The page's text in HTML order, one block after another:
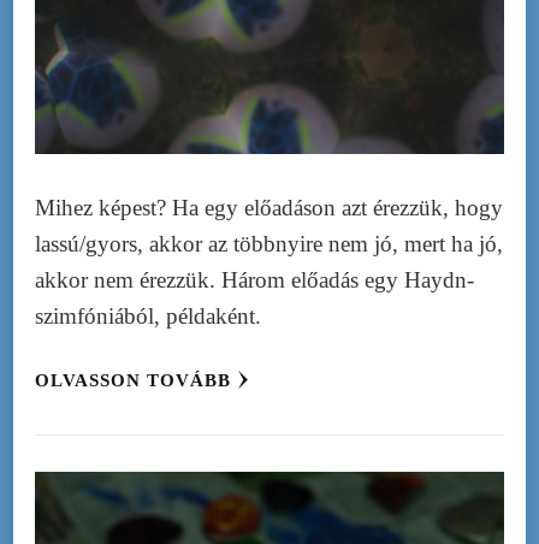
Mihez képest? Ha egy előadáson azt érezzük, hogy
lassú/gyors, akkor az többnyire nem jó, mert ha jó,
akkor nem érezzük. Három előadás egy Haydn-
szimfóniából, példaként.
OLVASSON TOVÁBB